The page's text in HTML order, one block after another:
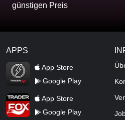
günstigen Preis
APPS
TraderFox Flash
App Store
Google Play
TraderFox AppApp Store
Google Play